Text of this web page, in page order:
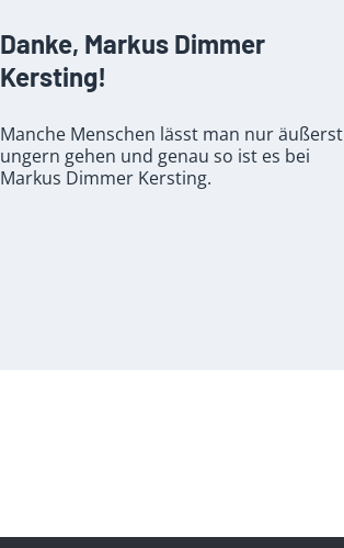
Danke, Markus Dimmer
Kersting!
Manche Menschen lässt man nur äußerst
ungern gehen und genau so ist es bei
Markus Dimmer Kersting.